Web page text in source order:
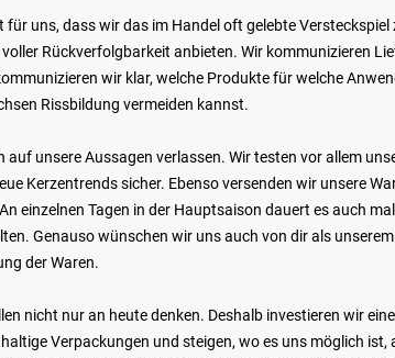
für uns, dass wir das im Handel oft gelebte
Rückverfolgbarkeit anbieten. Wir kommunizieren
wir klar, welche Produkte für welche
Rissbildung vermeiden kannst.
auf unsere Aussagen verlassen. Wir testen vor allem
Kerzentrends sicher. Ebenso versenden wir unsere
einzelnen Tagen in der Hauptsaison dauert es auch
Genauso wünschen wir uns auch von dir als
der Waren.
nicht nur an heute denken. Deshalb investieren wir
Verpackungen und steigen, wo es uns möglich